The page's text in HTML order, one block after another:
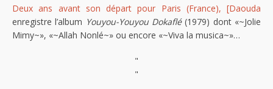
Deux ans avant son départ pour Paris (France), [Daouda
enregistre l’album Youyou-Youyou Dokaflé(1979) dont «~Jolie
Mimy~», «~Allah Nonlé~» ou encore «~Viva la musica~»…
"
"